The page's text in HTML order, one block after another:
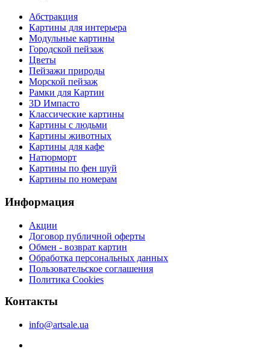
Абстракция
Картины для интерьера
Модульные картины
Городской пейзаж
Цветы
Пейзажи природы
Морской пейзаж
Рамки для Картин
3D Импасто
Классические картины
Картины с людьми
Картины животных
Картины для кафе
Натюрморт
Картины по фен шуй
Картины по номерам
Информация
Акции
Договор публичной оферты
Обмен - возврат картин
Обработка персональных данных
Пользовательское соглашения
Политика Cookies
Контакты
info@artsale.ua